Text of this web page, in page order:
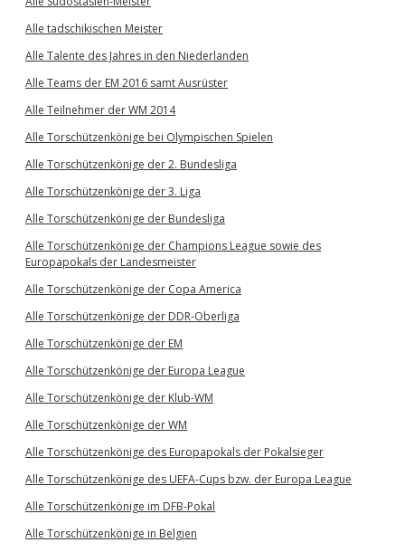
Alle tadschikischen Meister
Alle Talente des Jahres in den Niederlanden
Alle Teams der EM 2016 samt Ausrüster
Alle Teilnehmer der WM 2014
Alle Torschützenkönige bei Olympischen Spielen
Alle Torschützenkönige der 2. Bundesliga
Alle Torschützenkönige der 3. Liga
Alle Torschützenkönige der Bundesliga
Alle Torschützenkönige der Champions League sowie des
Europapokals der Landesmeister
Alle Torschützenkönige der Copa America
Alle Torschützenkönige der DDR-Oberliga
Alle Torschützenkönige der EM
Alle Torschützenkönige der Europa League
Alle Torschützenkönige der Klub-WM
Alle Torschützenkönige der WM
Alle Torschützenkönige des Europapokals der Pokalsieger
Alle Torschützenkönige des UEFA-Cups bzw. der Europa League
Alle Torschützenkönige im DFB-Pokal
Alle Torschützenkönige in Belgien